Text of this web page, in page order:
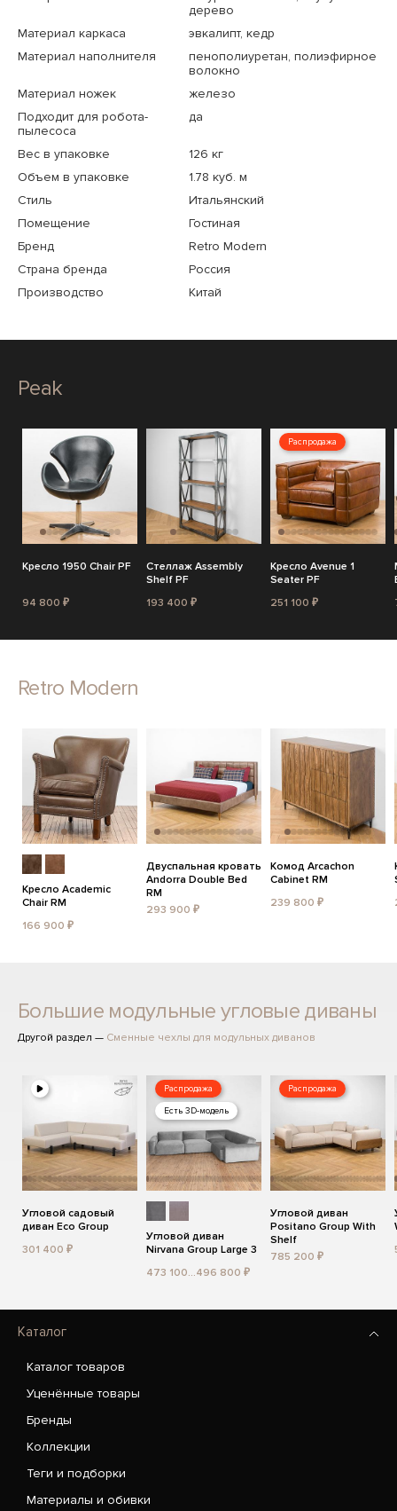
дерево
Материал каркаса
эвкалипт, кедр
Материал наполнителя
пенополиуретан, полиэфирное
волокно
Материал ножек
железо
Подходит для робота-
пылесоса
да
Вес в упаковке
126 кг
Объем в упаковке
1.78 куб. м
Стиль
Итальянский
Помещение
Гостиная
Бренд
Retro Modern
Страна бренда
Россия
Производство
Китай
Peak
Кресло 1950 Chair PF
94 800 ₽
Стеллаж Assembly
Shelf PF
193 400 ₽
Распродажа
Кресло Avenue 1
Seater PF
251 100 ₽
Retro Modern
Кресло Academic
Chair RM
166 900 ₽
Двуспальная кровать
Andorra Double Bed
RM
293 900 ₽
Комод Arcachon
Cabinet RM
239 800 ₽
Большие модульные угловые диваны
Другой раздел — Сменные чехлы для модульных диванов
Угловой садовый
диван Eco Group
301 400 ₽
Распродажа
Есть 3D-модель
Угловой диван
Nirvana Group Large 3
473 100...496 800 ₽
Распродажа
Угловой диван
Positano Group With
Shelf
785 200 ₽
Каталог
Каталог товаров
Уценённые товары
Бренды
Коллекции
Теги и подборки
Материалы и обивки